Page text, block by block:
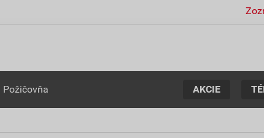
Požičovňa AKCIE